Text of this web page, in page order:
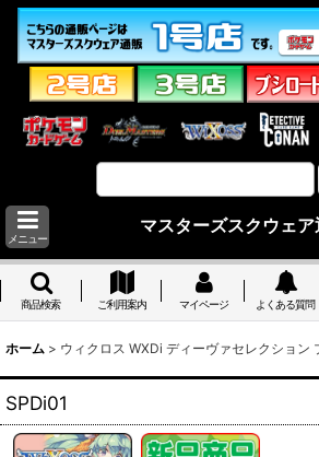
メニュー
マスターズスクウェア
商品検索 ご利用案内 マイページ よくある質問
ホーム > ウィクロス WXDi ディーヴァセレクション
SPDi01